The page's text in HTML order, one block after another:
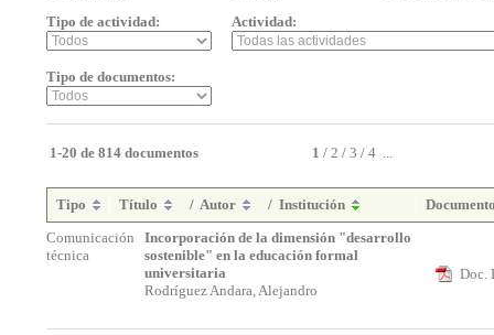
Tipo de actividad:
Actividad:
Tipo de documentos:
1-20 de 814 documentos 1 / 2 / 3 / 4 ...
Tipo Título / Autor / Institución
Comunicación
técnica
Incorporación de la dimensión "desarrollo
sostenible" en la educación formal
universitaria
Rodríguez Andara, Alejandro
Doc.